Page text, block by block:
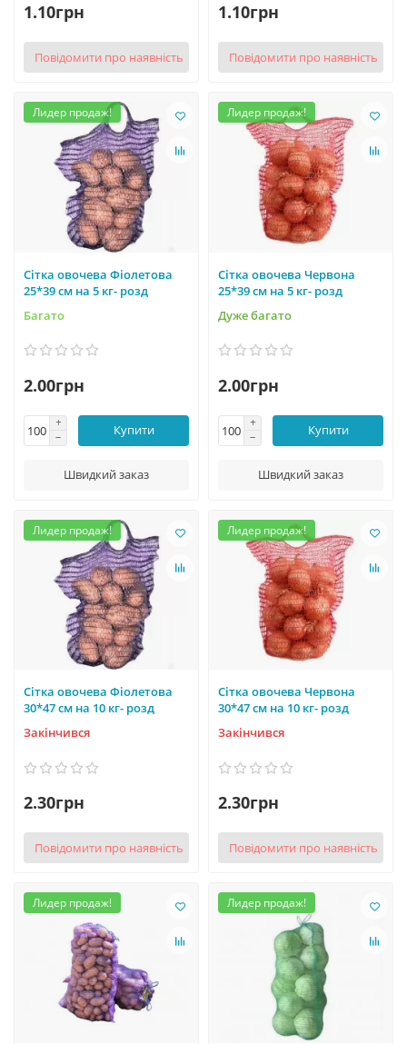
1.10грн
Повідомити про наявність
1.10грн
Повідомити про наявність
Лидер продаж!
Сітка овочева Фіолетова
25*39 см на 5 кг- розд
Багато
2.00грн
Купити
Швидкий заказ
Лидер продаж!
Сітка овочева Червона
25*39 см на 5 кг- розд
Дуже багато
2.00грн
Купити
Швидкий заказ
Лидер продаж!
Сітка овочева Фіолетова
30*47 см на 10 кг- розд
Закінчився
2.30грн
Повідомити про наявність
Лидер продаж!
Сітка овочева Червона
30*47 см на 10 кг- розд
Закінчився
2.30грн
Повідомити про наявність
Лидер продаж! Лидер продаж!